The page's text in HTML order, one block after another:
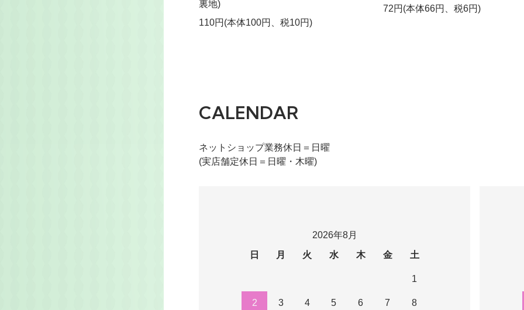
裏地)
110円(本体100円、税10円)
72円(本体66円、税6円)
CALENDAR
ネットショップ業務休日＝日曜
(実店舗定休日＝日曜・木曜)
2026年8月
日
月 火 水 木 金 土
1
2 3 4 5 6 7 8